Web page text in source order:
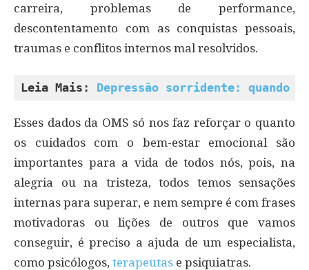
carreira, problemas de performance,
descontentamento com as conquistas pessoais,
traumas e conflitos internos mal resolvidos.
Leia Mais: Depressão sorridente: quando
Esses dados da OMS só nos faz reforçar o quanto
os cuidados com o bem-estar emocional são
importantes para a vida de todos nós, pois, na
alegria ou na tristeza, todos temos sensações
internas para superar, e nem sempre é com frases
motivadoras ou lições de outros que vamos
conseguir, é preciso a ajuda de um especialista,
como psicólogos, terapeutas e psiquiatras.